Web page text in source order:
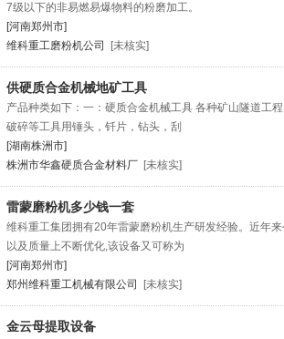
7级以下的非易燃易爆物料的粉磨加工。
[河南郑州市]
维科重工磨粉机公司
[未核实]
供硬质合金机械地矿工具
产品种类如下：一：硬质合金机械工具 各种矿山隧道工
破碎等工具用锤头，钎片，钻头，刮
[湖南株洲市]
株洲市华鑫硬质合金材料厂 [未核实]
雷蒙磨粉机多少钱一套
维科重工集团拥有20年雷蒙磨粉机生产研发经验。近年
以及质量上不断优化,该设备又可称为
[河南郑州市]
郑州维科重工机械有限公司
[未核实]
金云母提取设备